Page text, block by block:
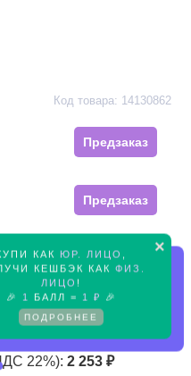
×
КАК ЮР. ЛИЦО
КЕШБЭК КАК ФИЗ.
ЛИЦО !
🎉
1 БАЛЛ = 1 ₽ 🎉
ПОДРОБНЕЕ
Код товара: 14130862
Предзаказ
Предзаказ
Предзаказ
22%): 2 253 ₽